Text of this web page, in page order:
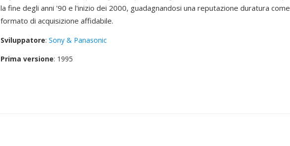
la fine degli anni '90 e l'inizio dei 2000, guadagnandosi una reputazione duratura come
formato di acquisizione affidabile.
Sviluppatore: Sony & Panasonic
Prima versione: 1995